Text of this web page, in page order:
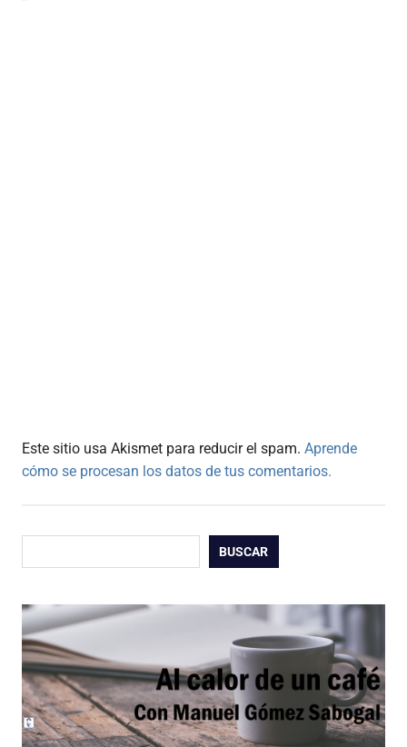
Este sitio usa Akismet para reducir el spam. Aprende
cómo se procesan los datos de tus comentarios.
BUSCAR